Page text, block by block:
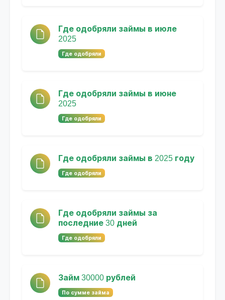
Где одобряли займы в июле
2025
Где одобряли
Где одобряли займы в июне
2025
Где одобряли
Где одобряли займы в 2025 году
Где одобряли
Где одобряли займы за
последние 30 дней
Где одобряли
Займ 30000 рублей
По сумме займа